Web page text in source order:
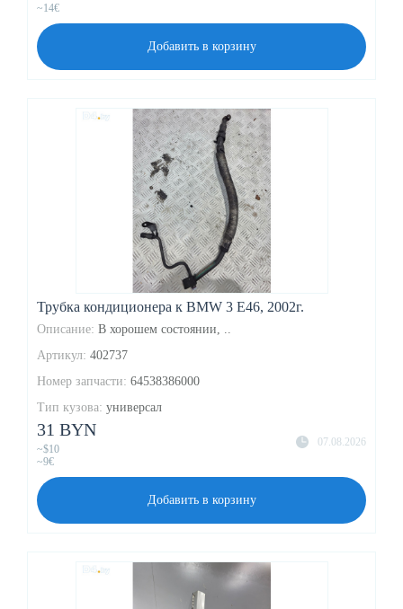
~14€
Добавить в корзину
Трубка кондиционера к BMW 3 E46, 2002г.
Описание: В хорошем состоянии, ..
Артикул: 402737
Номер запчасти: 64538386000
Тип кузова: универсал
07.08.2026
31 BYN
~$10
~9€
Добавить в корзину